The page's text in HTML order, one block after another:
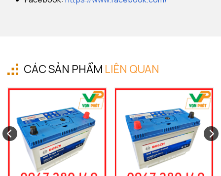
CÁC SẢN PHẨM LIÊN QUAN